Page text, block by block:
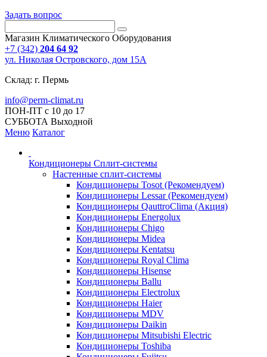
Задать вопрос
Магазин Климатического Оборудования
+7 (342) 204 64 92
ул. Николая Островского, дом 15А
Склад: г. Пермь
info@perm-climat.ru
ПОН-ПТ с 10 до 17
СУББОТА Выходной
Меню Каталог
Кондиционеры Сплит-системы
Настенные сплит-системы
Кондиционеры Tosot (Рекомендуем)
Кондиционеры Lessar (Рекомендуем)
Кондиционеры QauttroClima (Акция)
Кондиционеры Energolux
Кондиционеры Chigo
Кондиционеры Midea
Кондиционеры Kentatsu
Кондиционеры Royal Clima
Кондиционеры Hisense
Кондиционеры Ballu
Кондиционеры Electrolux
Кондиционеры Haier
Кондиционеры MDV
Кондиционеры Daikin
Кондиционеры Mitsubishi Electric
Кондиционеры Toshiba